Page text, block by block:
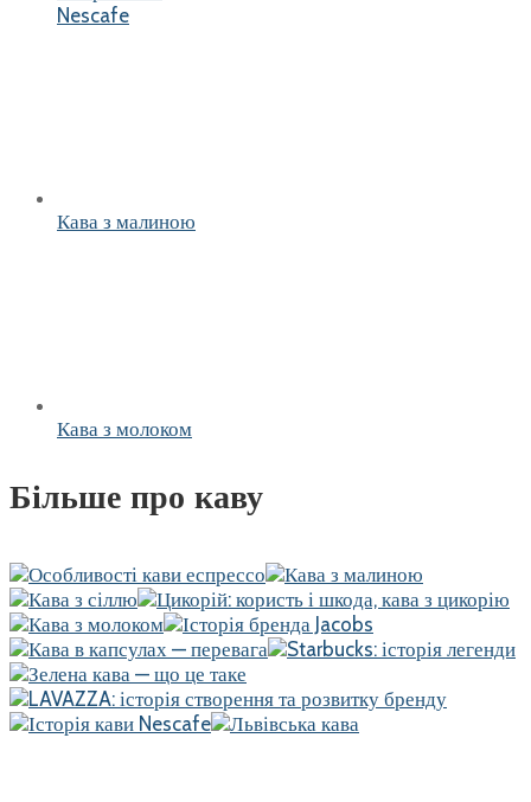
Nescafe
Кава з малиною
Кава з молоком
Більше про каву